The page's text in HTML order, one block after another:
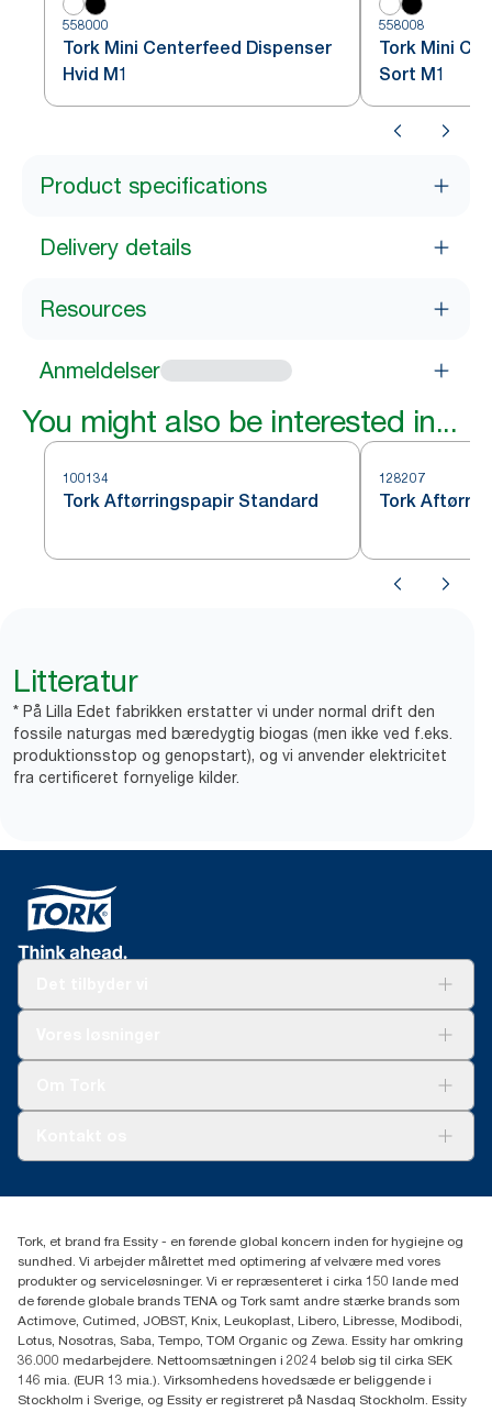
558000
Tork Mini Centerfeed Dispenser
Hvid M1
558008
Tork Mini
Sort M1
Product specifications
Delivery details
Resources
Anmeldelser
You might also be interested in...
100134
Tork Aftørringspapir Standard
128207
Tork
Litteratur
* På Lilla Edet fabrikken erstatter vi under normal drift den
fossile naturgas med bæredygtig biogas (men ikke ved f.eks.
produktionsstop og genopstart), og vi anvender elektricitet
fra certificeret fornyelige kilder.
Smiley-rapport
(+45) 48 16 82 44
Professional Hygiene
Gydevang 33
DK-3450 Allerød
Tork, et brand fra Essity - en førende global koncern inden for hygiejne og
sundhed. Vi arbejder målrettet med optimering af velvære med vores
produkter og serviceløsninger. Vi er repræsenteret i cirka 150 lande med
de førende globale brands TENA og Tork samt andre stærke brands som
Actimove, Cutimed, JOBST, Knix, Leukoplast, Libero, Libresse, Modibodi,
Lotus, Nosotras, Saba, Tempo, TOM Organic og Zewa. Essity har omkring
36.000 medarbejdere. Nettoomsætningen i 2024 beløb sig til cirka SEK
146 mia. (EUR 13 mia.). Virksomhedens hovedsæde er beliggende i
Stockholm i Sverige, og Essity er registreret på Nasdaq Stockholm. Essity